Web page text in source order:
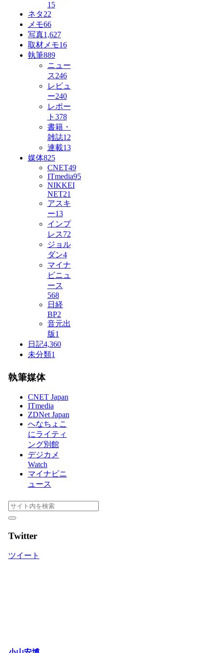
15
ネタ22
メモ66
写真1,627
取材メモ16
執筆889
ニュー
ス246
レビュ
ー240
レポー
ト 378
書籍・
雑誌12
連載13
媒体825
CNET49
ITmedia95
NIKKEI
NET21
アスキ
ー13
インプ
レス72
ジョル
ダン4
マイナ
ビニュ
ース
568
日経
BP2
音元出
版1
日記4,360
未分類1
執筆媒体
CNET Japan
ITmedia
ZDNet Japan
へなちょこ
にライティ
ング別館
デジカメ
Watch
マイナビニ
ュース
Twitter
ツイート